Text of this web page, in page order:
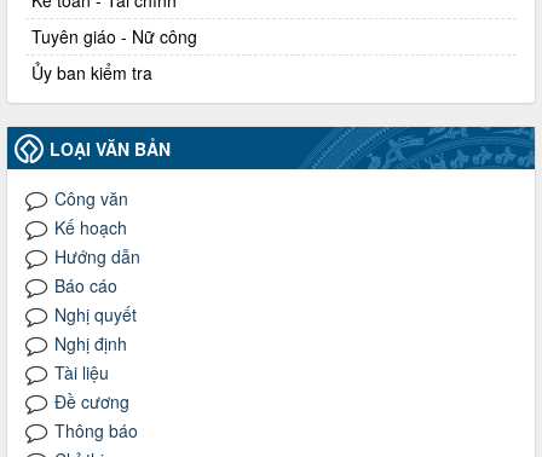
Tuyên giáo - Nữ công
Ủy ban kiểm tra
LOẠI VĂN BẢN
Công văn
Kế hoạch
Hướng dẫn
Báo cáo
Nghị quyết
Nghị định
Tài liệu
Đề cương
Thông báo